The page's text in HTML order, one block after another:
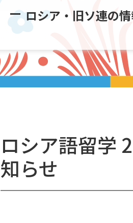
ロシア・旧ソ連の
ロシア語留学
知らせ